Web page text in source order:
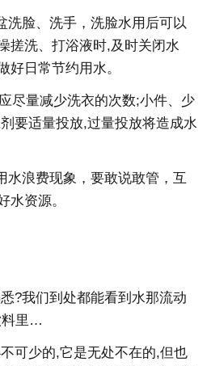
洗脸、洗手，洗脸水用后可以
搓洗、打浴液时,及时关闭水
好日常节约用水。
尽量减少洗衣的次数;小件、少
要适量投放,过量投放将造成水
水浪费现象，要敢说敢管，互
水资源。
?我们到处都能看到水那流动
料里…
可少的,它是无处不在的,但也